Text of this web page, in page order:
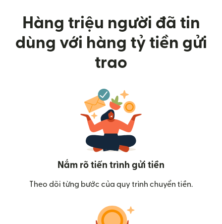
Hàng triệu người đã tin
dùng với hàng tỷ tiền gửi
trao
Nắm rõ tiến trình gửi tiền
Theo dõi từng bước của quy trình chuyển tiền.